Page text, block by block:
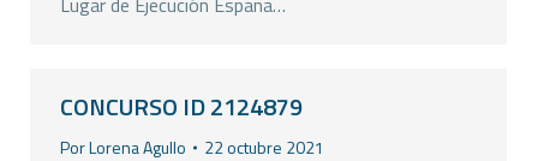
CONCURSO ID 2124879
PorLorena Agullo 22 octubre 2021